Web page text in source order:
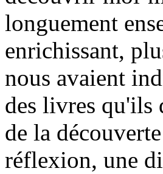
longuement
enrichissant,
nous avaient
des livres qu'ils
de la
réflexion, une